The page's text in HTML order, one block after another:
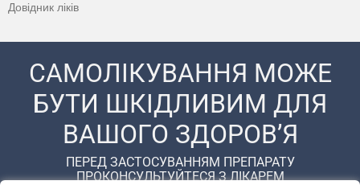
Довідник ліків
САМОЛІКУВАННЯ МОЖЕ
БУТИ ШКІДЛИВИМ ДЛЯ
ВАШОГО ЗДОРОВ’Я
ПЕРЕД ЗАСТОСУВАННЯМ ПРЕПАРАТУ
ПРОКОНСУЛЬТУЙТЕСЯ З ЛІКАРЕМ